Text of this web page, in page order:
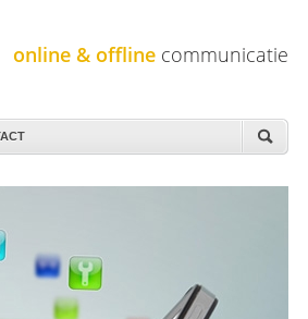
online & offline communicatie